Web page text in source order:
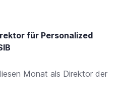
für Personalized
Monat als Direktor der